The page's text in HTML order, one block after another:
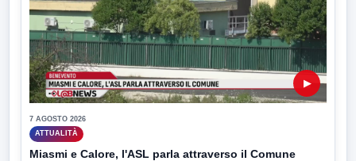
▶
7 AGOSTO 2026
ATTUALITÀ
Miasmi e Calore, l'ASL parla attraverso il Comune